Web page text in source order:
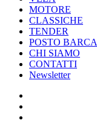
MOTORE
CLASSICHE
TENDER
POSTO BARCA
CHI SIAMO
CONTATTI
Newsletter